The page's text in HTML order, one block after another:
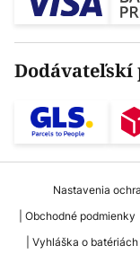
Nastavenia
Obchodné podmienky
Vyhláška o